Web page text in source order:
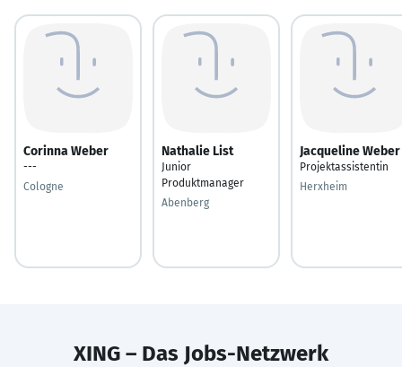
Corinna Weber
---
Cologne
Nathalie List
Junior
Produktmanager
Abenberg
Jacqueline Weber
Projektassistentin
Herxheim
XING – Das Jobs-Netzwerk